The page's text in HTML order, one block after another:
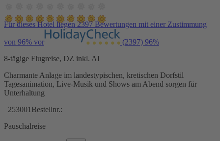
Für dieses Hotel liegen 2397 Bewertungen mit einer Zustimmung
von 96% vor (2397) 96%
8-tägige Flugreise, DZ inkl. AI
Charmante Anlage im landestypischen, kretischen Dorfstil
Tagesanimation, Live-Musik und Shows am Abend sorgen für
Unterhaltung
253001 Bestellnr.:
Pauschalreise